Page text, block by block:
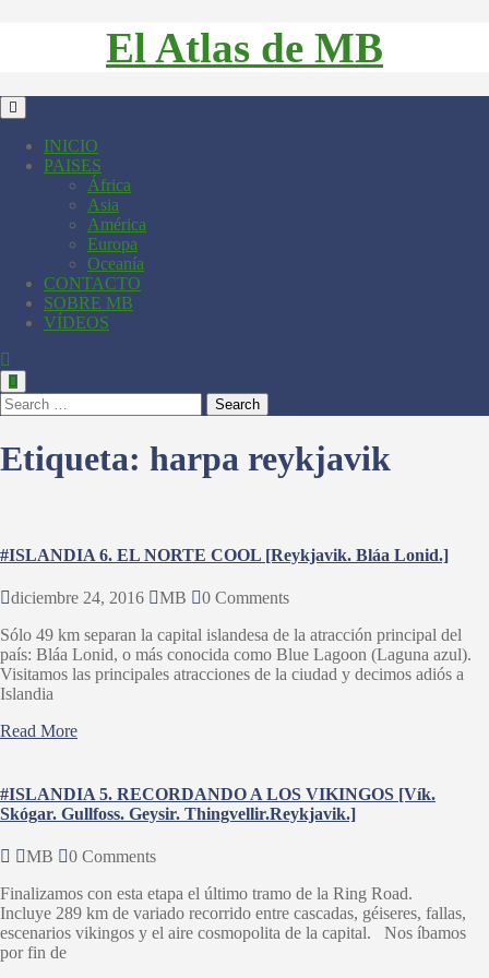
El Atlas de MB
INICIO
PAISES
África
Asia
América
Europa
Oceanía
CONTACTO
SOBRE MB
VÍDEOS
Search
Etiqueta: harpa reykjavik
#ISLANDIA 6. EL NORTE COOL [Reykjavik. Bláa Lonid.]
diciembre 24, 2016 MB
0 Comments
Sólo 49 km separan la capital islandesa de la atracción principal del
país: Bláa Lonid, o más conocida como Blue Lagoon (Laguna azul).
Visitamos las principales atracciones de la ciudad y decimos adiós a
Islandia
Read More
#ISLANDIA 5. RECORDANDO A LOS VIKINGOS [Vík.
Skógar. Gullfoss. Geysir. Thingvellir.Reykjavik.]
MB
0 Comments
Finalizamos con esta etapa el último tramo de la Ring Road.
Incluye 289 km de variado recorrido entre cascadas, géiseres, fallas,
escenarios vikingos y el aire cosmopolita de la capital. Nos íbamos
por fin de